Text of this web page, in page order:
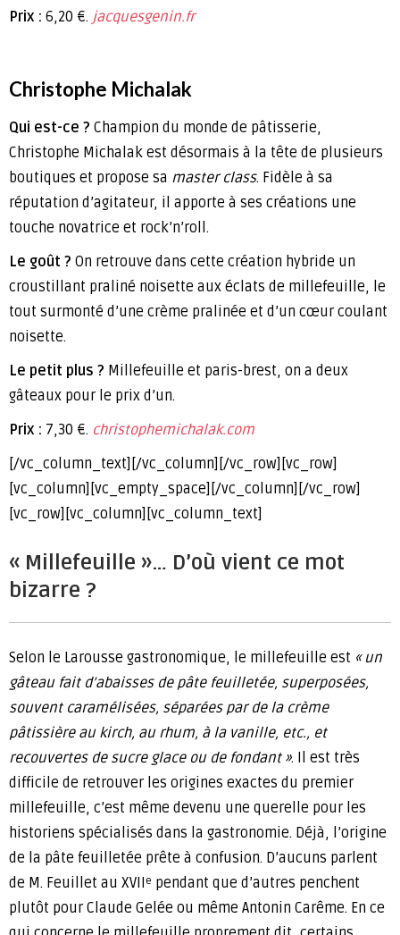
Prix : 6,20 €. jacquesgenin.fr
Christophe Michalak
Qui est-ce ? Champion du monde de pâtisserie,
Christophe Michalak est désormais à la tête de plusieurs
boutiques et propose sa master class. Fidèle à sa
réputation d’agitateur, il apporte à ses créations une
touche novatrice et rock’n’roll.
Le goût ? On retrouve dans cette création hybride un
croustillant praliné noisette aux éclats de millefeuille, le
tout surmonté d’une crème pralinée et d’un cœur coulant
noisette.
Le petit plus ? Millefeuille et paris-brest, on a deux
gâteaux pour le prix d’un.
Prix : 7,30 €. christophemichalak.com
[/vc_column_text][/vc_column][/vc_row][vc_row]
[vc_column][vc_empty_space][/vc_column][/vc_row]
[vc_row][vc_column][vc_column_text]
« Millefeuille »… D’où vient ce mot
bizarre ?
Selon le Larousse gastronomique, le millefeuille est « un
gâteau fait d’abaisses de pâte feuilletée, superposées,
souvent caramélisées, séparées par de la crème
pâtissière au kirch, au rhum, à la vanille, etc., et
recouvertes de sucre glace ou de fondant ». Il est très
difficile de retrouver les origines exactes du premier
millefeuille, c’est même devenu une querelle pour les
historiens spécialisés dans la gastronomie. Déjà, l’origine
de la pâte feuilletée prête à confusion. D’aucuns parlent
de M. Feuillet au XVII e pendant que d’autres penchent
plutôt pour Claude Gelée ou même Antonin Carême. En ce